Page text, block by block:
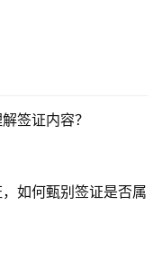
签证内容？
如何甄别签证是否属